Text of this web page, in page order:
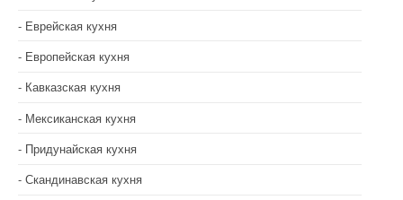
Еврейская кухня
Европейская кухня
Кавказская кухня
Мексиканская кухня
Придунайская кухня
Скандинавская кухня